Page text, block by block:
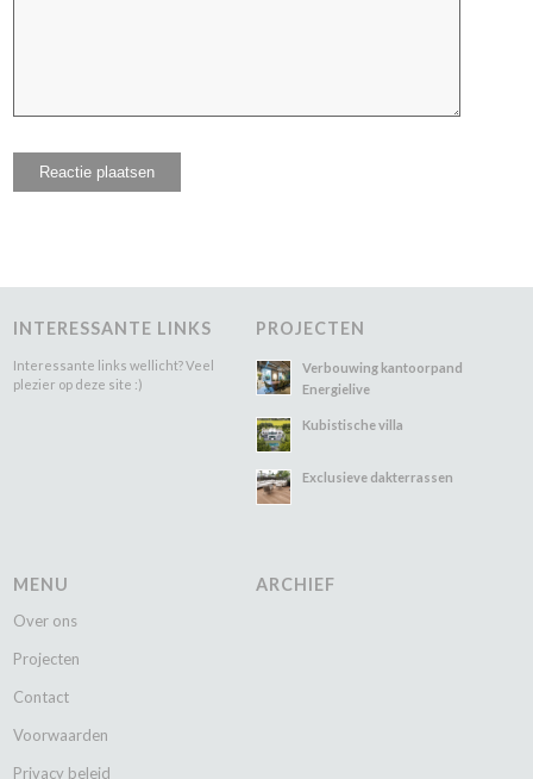
INTERESSANTE LINKS
Interessante links wellicht? Veel
plezier op deze site :)
PROJECTEN
Verbouwing kantoorpand
Energielive
Kubistische villa
Exclusieve dakterrassen
MENU
Over ons
Projecten
Contact
Voorwaarden
Privacy beleid
ARCHIEF